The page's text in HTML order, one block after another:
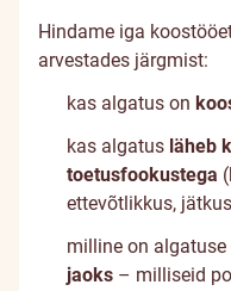
Hindame iga
arvestades järgmist:
kas algatus on
kas algatus läheb
toetusfookustega
ettevõtlikkus,
milline on algatuse
jaoks – milliseid